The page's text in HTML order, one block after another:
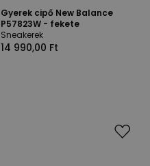
Gyerek cipő New Balance
P57823W - fekete
Sneakerek
14 990,00 Ft